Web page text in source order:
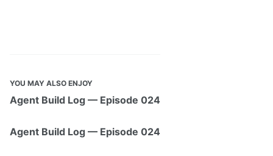
YOU MAY ALSO ENJOY
Agent Build Log — Episode 024
Agent Build Log — Episode 024